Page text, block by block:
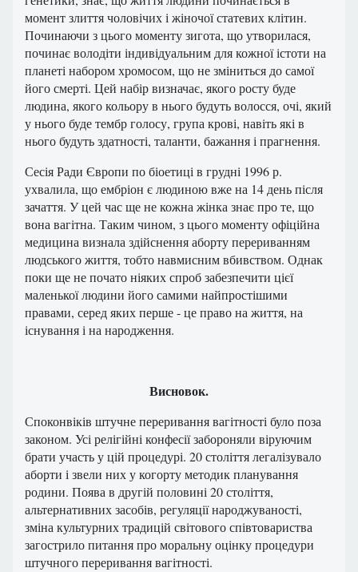
момент злиття чоловічих і жіночої статевих клітин.
Починаючи з цього моменту зигота, що утворилася,
починає володіти індивідуальним для кожної істоти на
планеті набором хромосом, що не зміниться до самої
його смерті. Цей набір визначає, якого росту буде
людина, якого кольору в нього будуть волосся, очі, який
у нього буде тембр голосу, група крові, навіть які в
нього будуть здатності, таланти, бажання і прагнення.
Сесія Ради Європи по біоетиці в грудні 1996 р.
ухвалила, що ембріон є людиною вже на 14 день після
зачаття. У цей час ще не кожна жінка знає про те, що
вона вагітна. Таким чином, з цього моменту офіційна
медицина визнала здійснення аборту перериванням
людського життя, тобто навмисним вбивством. Однак
поки ще не почато ніяких спроб забезпечити цієї
маленької людини його самими найпростішими
правами, серед яких перше - це право на життя, на
існування і на народження.
Висновок.
Споконвіків штучне переривання вагітності було поза
законом. Усі релігійні конфесії забороняли віруючим
брати участь у цій процедурі. 20 століття легалізувало
аборти і звели них у когорту методик планування
родини. Поява в другій половині 20 століття,
альтернативних засобів, регуляції народжуваності,
зміна культурних традицій світового співтовариства
загострило питання про моральну оцінку процедури
штучного переривання вагітності.